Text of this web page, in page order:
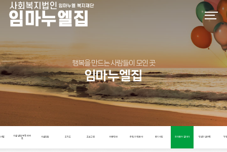
행복을 만드는 사람들이 모인 곳
임마누엘집
사말
시설 설립 목적과 비
전
시설현황 조직도 프로그램 이용안내 후원/자원봉사 공지사항 우리들의 갤러리 인권지킴이단 직